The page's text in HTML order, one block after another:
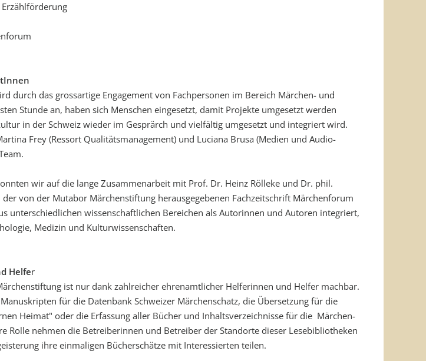
durch das grossartige Engagement von Fachpersonen im Bereich Märchen- und
Stunde an, haben sich Menschen eingesetzt, damit Projekte umgesetzt werden
in der Schweiz wieder im Gesprärch und vielfältig umgesetzt und integriert wird.
Frey (Ressort Qualitätsmanagement) und Luciana Brusa (Medien und Audio-
wir auf die lange Zusammenarbeit mit Prof. Dr. Heinz Rölleke und Dr. phil.
von der Mutabor Märchenstiftung herausgegebenen Fachzeitschrift Märchenforum
unterschiedlichen wissenschaftlichen Bereichen als Autorinnen und Autoren integriert,
Medizin und Kulturwissenschaften.
Helfer
ist nur dank zahlreicher ehrenamtlicher Helferinnen und Helfer machbar.
für die Datenbank Schweizer Märchenschatz, die Übersetzung für die
Heimat" oder die Erfassung aller Bücher und Inhaltsverzeichnisse für die Märchen-
Rolle nehmen die Betreiberinnen und Betreiber der Standorte dieser Lesebibliotheken
ihre einmaligen Bücherschätze mit Interessierten teilen.